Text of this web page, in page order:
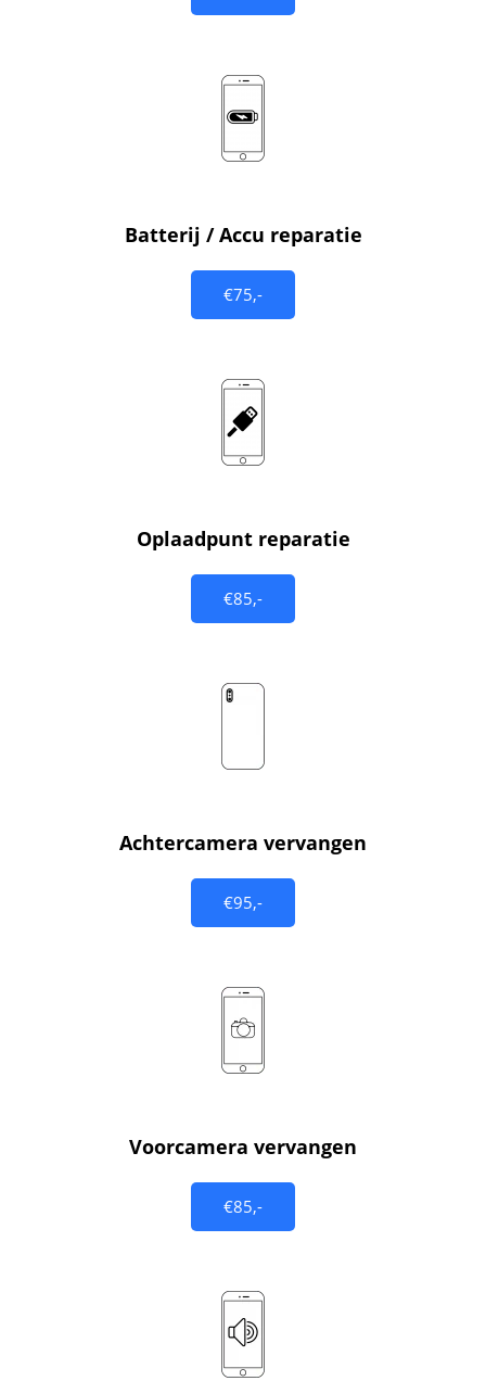
Batterij / Accu reparatie
€75,-
Oplaadpunt reparatie
€85,-
Achtercamera vervangen
€95,-
Voorcamera vervangen
€85,-